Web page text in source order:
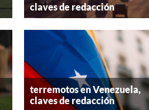
claves de redacción
terremotos en Venezuela,
claves de redacción